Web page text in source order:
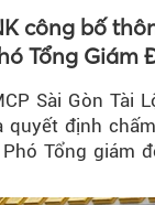
công bố
Tổng Giám
Sài Gòn Tài
quyết định
Tổng giám